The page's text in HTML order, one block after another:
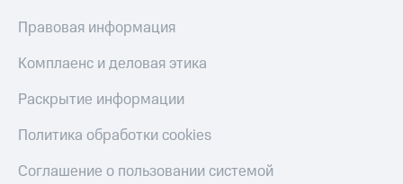
Правовая информация
Комплаенс и деловая этика
Раскрытие информации
Политика обработки cookies
Соглашение о пользовании системой